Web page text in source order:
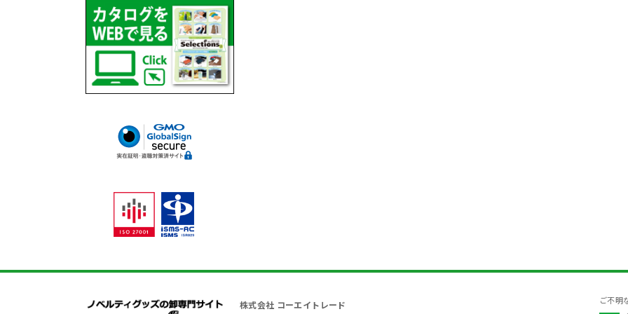
株式会社 コーエイトレード
ご不明